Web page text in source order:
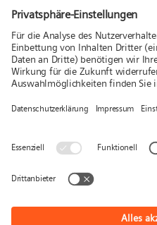
Medien
Aktuelles
© Siemens Stiftung 2026